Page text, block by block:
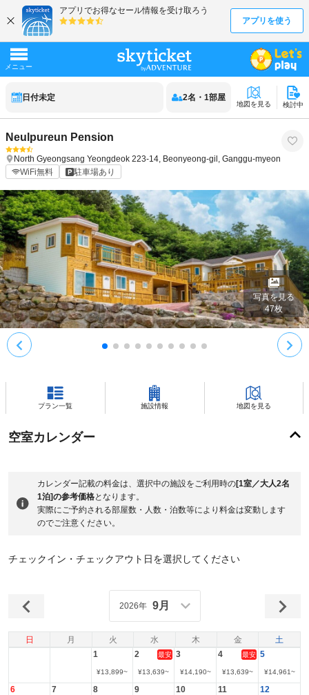
日付未定 2名 ・ 1部屋
地図を見る 検討中
Neulpureun Pension
North Gyeongsang Yeongdeok 223-14, Beonyeong-gil, Ganggu-myeon
WiFi無料
駐車場あり
写真を見る
47枚
プラン一覧 施設情報 地図を見る
空室カレンダー
カレンダー記載の料金は、選択中の施設をご利用時の[1室／大人2名
1泊]の参考価格となります。
実際にご予約される部屋数・人数・泊数等により料金は変動します
のでご注意ください。
チェックイン・チェックアウト日を選択してください
日 月 火 水 木 金 土
2026年 9月
1
¥13,899~
2 最安
¥13,639~
3
¥14,190~
4 最安
¥13,639~
5
¥14,961~
6 7 8 9 10 11 12